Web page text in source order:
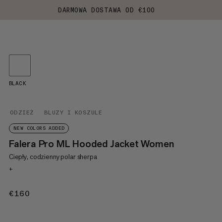
DARMOWA DOSTAWA OD €100
ODZIEŻ BLUZY I KOSZULE
NEW COLORS ADDED
Falera Pro ML Hooded Jacket Women
Ciepły, codzienny polar sherpa
+
€160
BLACK